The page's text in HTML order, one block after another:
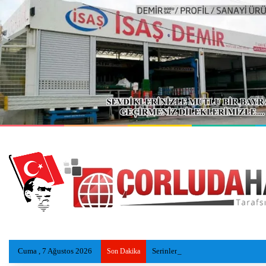
Cuma , 7 Ağustos 2026 Son Dakika Serinlemek için girdiği gölde